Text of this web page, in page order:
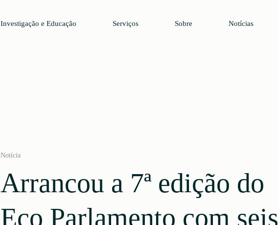
Investigação e Educação Serviços Sobre Notícias
Notícia
Arrancou a 7ª edição do
Eco Parlamento com seis